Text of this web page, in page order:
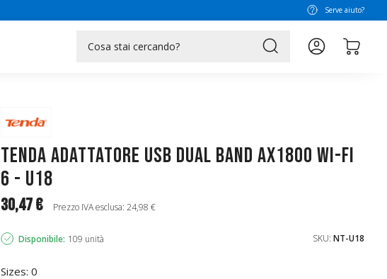
Serve aiuto?
search
Tenda Adattatore USB Dual Band AX1800 Wi-Fi
6 - U18
30,47 € Prezzo IVA esclusa: 24,98 €
Disponibile: 109 unità SKU: NT-U18
Sizes: 0